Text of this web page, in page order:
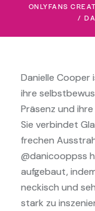
ONLYFANS
Danielle Cooper
ihre
Präsenz und
Sie verbindet
frechen
@danicooppss
aufgebaut,
neckisch und
stark zu